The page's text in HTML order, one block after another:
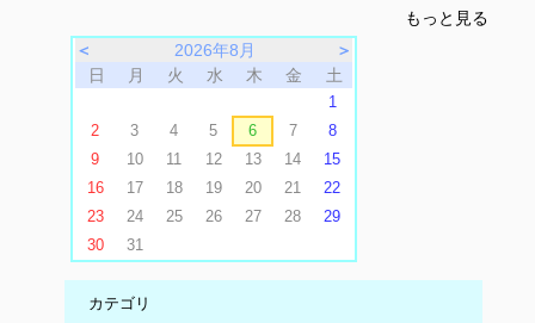
もっと見る
＜
2026年8月
＞
日
月 火 水 木 金 土
1
2
3 4 5 6 7
8
9
10 11 12 13 14
15
16
17 18 19 20 21
22
23
24 25 26 27 28
29
30
31
カテゴリ